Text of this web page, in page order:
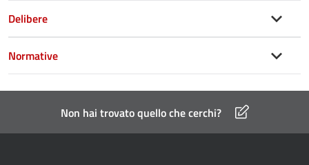
Delibere
Normative
Non hai trovato quello che cerchi?